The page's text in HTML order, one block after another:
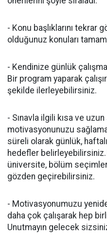
- Konu başlıklarını tekrar
olduğunuz konuları
- Kendinize günlük
Bir program yaparak
şekilde ilerleyebilirsiniz.
- Sınavla ilgili kısa ve
motivasyonunuzu
süreli olarak günlük,
hedefler
üniversite, bölüm
gözden geçirebilirsiniz.
- Motivasyonumuzu
daha çok çalışarak hep
Unutmayın gelecek